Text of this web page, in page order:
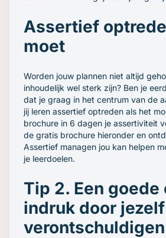
Assertief
moet
Worden jouw plannen niet altijd
inhoudelijk wel sterk zijn? Ben je
dat je graag in het centrum van de
jij leren assertief optreden als het
brochure in 6 dagen je assertiviteit
de gratis brochure hieronder en
Assertief managen jou kan helpen
je leerdoelen.
Tip 2. Een goede
indruk door
verontschuldigen